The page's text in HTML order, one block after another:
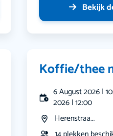
Bekijk
Koffie/thee
6 August 2026 |
2026 | 12:00
Herenstraa...